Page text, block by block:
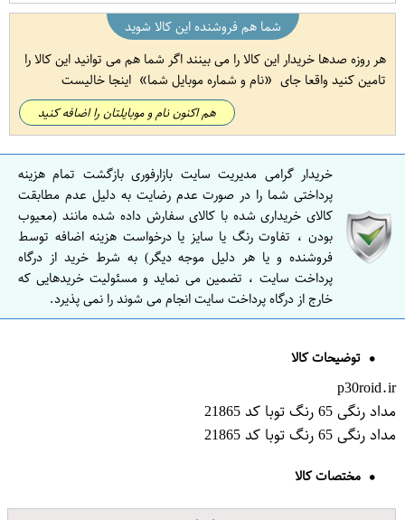
شما هم فروشنده این کالا شوید
هر روزه صدها خریدار این کالا را می بینند اگر شما هم می توانید این کالا را
تامین کنید واقعا جای
نام و شماره موبایل شما اینجا خالیست
هم اکنون نام و موبایلتان را اضافه کنید
خریدار گرامی مدیریت سایت بازارفوری بازگشت تمام هزینه
پرداختی شما را در صورت عدم رضایت به دلیل عدم مطابقت
کالای خریداری شده با کالای سفارش داده شده مانند (معیوب
بودن ، تفاوت رنگ یا سایز یا درخواست هزینه اضافه توسط
فروشنده و یا هر دلیل موجه دیگر) به شرط خرید از درگاه
پرداخت سایت ، تضمین می نماید و مسئولیت خریدهایی که
خارج از درگاه پرداخت سایت انجام می شوند را نمی پذیرد.
توضیحات کالا
p30roid.ir
مداد رنگی 65 رنگ توبا کد 21865
مداد رنگی 65 رنگ توبا کد 21865
مختصات کالا